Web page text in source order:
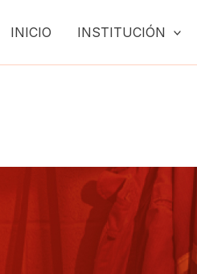
INICIO INSTITUCIÓN